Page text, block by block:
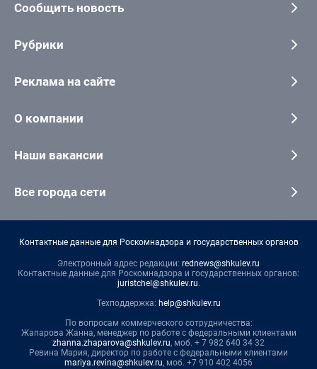
Сообщить новость
Рубрики
Реклама на сайте
О компании
Наши вакансии
Все города сети
Контактные данные для Роскомнадзора и государственных органов
Электронный адрес редакции: rednews@shkulev.ru
Контактные данные для Роскомнадзора и государственных органов:
juristchel@shkulev.ru.
Техподдержка: help@shkulev.ru
По вопросам коммерческого сотрудничества:
Жапарова Жанна, менеджер по работе с федеральными клиентами
zhanna.zhaparova@shkulev.ru, моб. + 7 982 640 34 32
Ревина Мария, директор по работе с федеральными клиентами
mariya.revina@shkulev.ru, моб. +7 910 402 4056